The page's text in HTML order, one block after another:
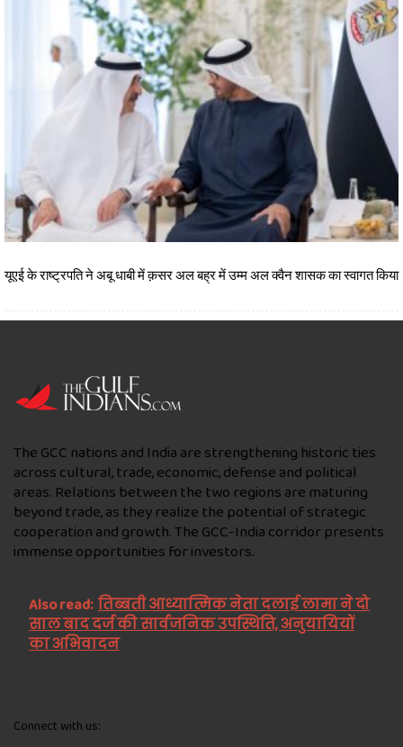
यूएई के राष्ट्रपति ने अबू धाबी में क़सर अल बह्र में उम्म अल क्वैन शासक का स्वागत किया
The GCC nations and India are strengthening historic ties
across cultural, trade, economic, defense and political
areas. Relations between the two regions are maturing
beyond trade, as they realize the potential of strategic
cooperation and growth. The GCC-India corridor presents
immense opportunities for investors.
Also read: तिब्बती आध्यात्मिक नेता दलाई लामा ने दो
साल बाद दर्ज की सार्वजनिक उपस्थिति, अनुयायियों
का अभिवादन
Connect with us: